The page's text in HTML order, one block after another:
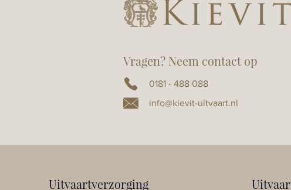
Vragen? Neem contact op
0181 - 488 088
info@kievit-uitvaart.nl
Uitvaartverzorging